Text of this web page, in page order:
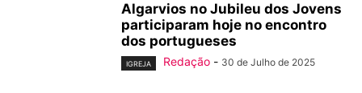
Algarvios no Jubileu dos Jovens
participaram hoje no encontro
dos portugueses
IGREJA Redação - 30 de Julho de 2025